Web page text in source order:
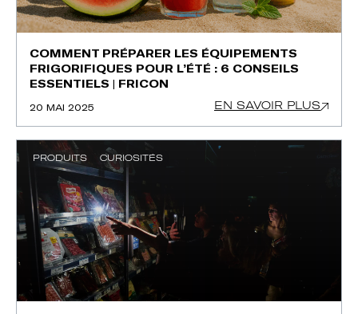
COMMENT PRÉPARER LES ÉQUIPEMENTS
FRIGORIFIQUES POUR L’ÉTÉ : 6 CONSEILS
ESSENTIELS | FRICON
20 MAI 2025 EN SAVOIR PLUS
PRODUITS CURIOSITÉS